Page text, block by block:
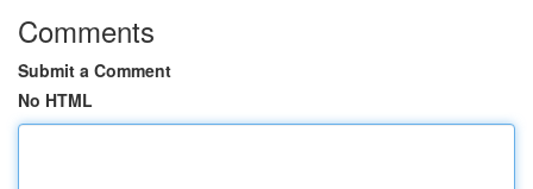
Comments
Submit a Comment
No HTML